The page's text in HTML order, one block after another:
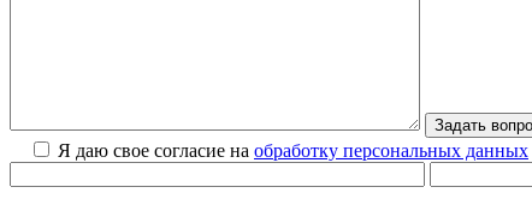
Я даю свое согласие на обработку персональных данных